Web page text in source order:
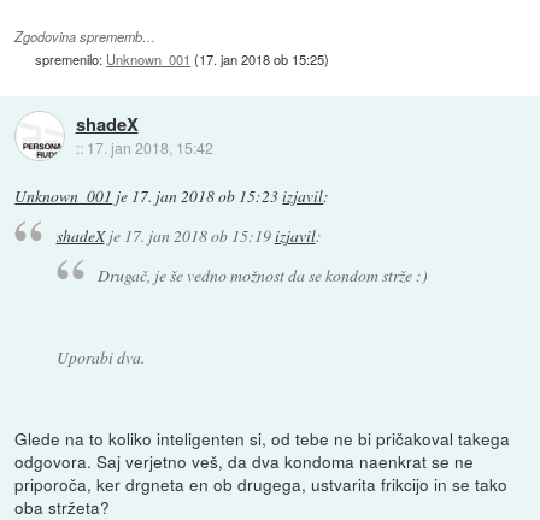
Zgodovina sprememb…
spremenilo: Unknown_001 (17. jan 2018 ob 15:25)
shadeX
:: 17. jan 2018, 15:42
Unknown_001 je 17. jan 2018 ob 15:23izjavil:
shadeXje 17. jan 2018 ob 15:19izjavil:
Drugač, je še vedno možnost da se kondom strže :)
Uporabi dva.
Glede na to koliko inteligenten si, od tebe ne bi pričakoval takega
odgovora. Saj verjetno veš, da dva kondoma naenkrat se ne
priporoča, ker drgneta en ob drugega, ustvarita frikcijo in se tako
oba stržeta?